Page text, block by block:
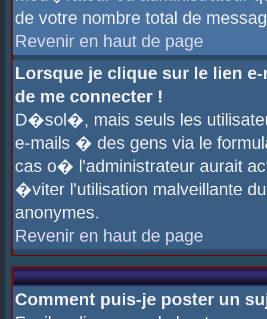
de votre nombre total de
Revenir en haut de page
Lorsque je clique sur le lien
de me connecter !
D�sol�, mais seuls les
e-mails � des gens via le
cas o� l'administrateur aurait
�viter l'utilisation malveillante
anonymes.
Revenir en haut de page
Comment puis-je poster un